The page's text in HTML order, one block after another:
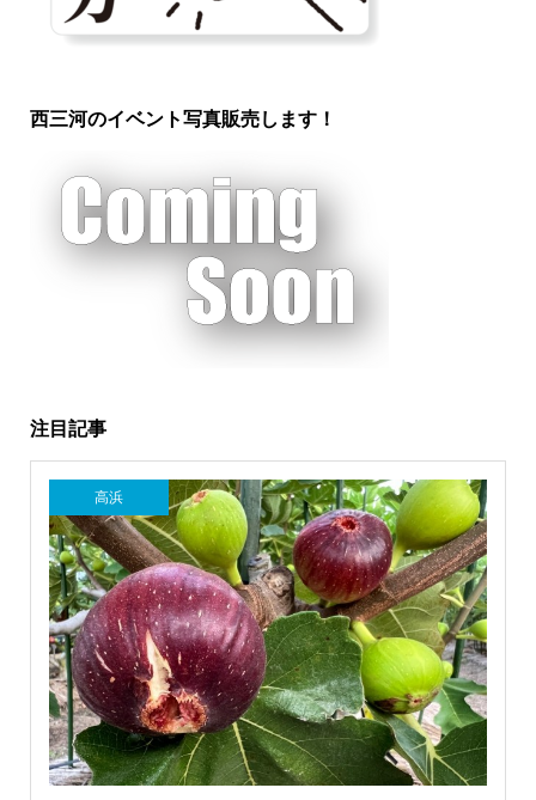
西三河のイベント写真販売します！
注目記事
高浜